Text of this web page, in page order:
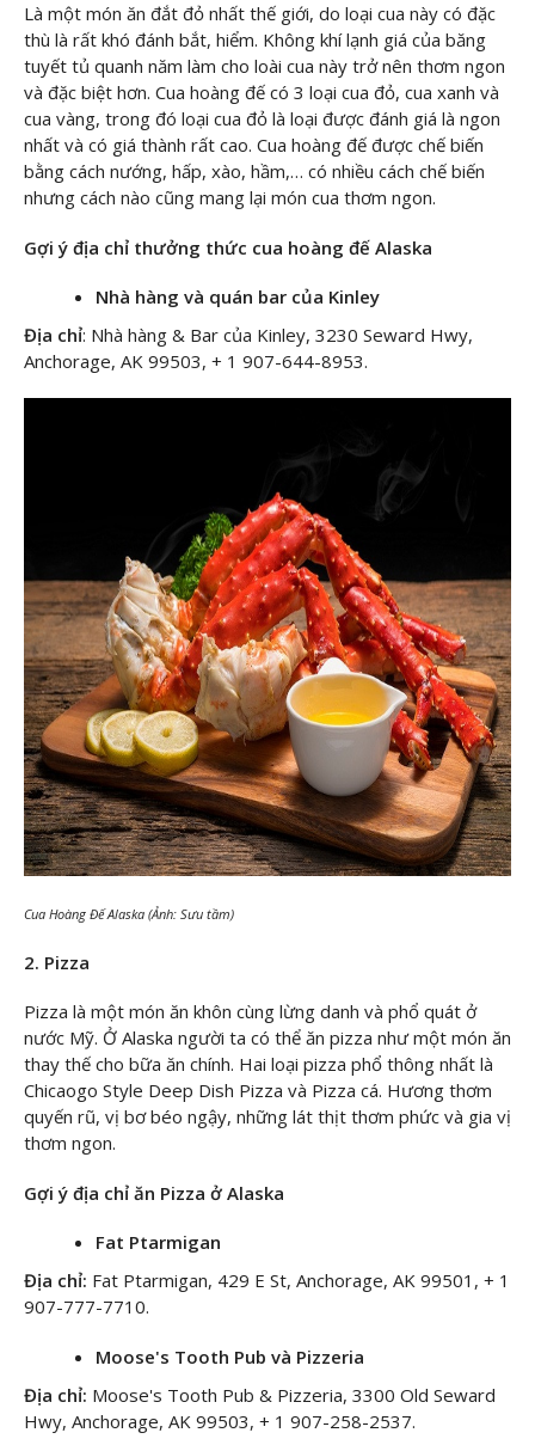
Là một món ăn đắt đỏ nhất thế giới, do loại cua này có đặc
thù là rất khó đánh bắt, hiểm. Không khí lạnh giá của băng
tuyết tủ quanh năm làm cho loài cua này trở nên thơm ngon
và đặc biệt hơn. Cua hoàng đế có 3 loại cua đỏ, cua xanh và
cua vàng, trong đó loại cua đỏ là loại được đánh giá là ngon
nhất và có giá thành rất cao. Cua hoàng đế được chế biến
bằng cách nướng, hấp, xào, hầm,… có nhiều cách chế biến
nhưng cách nào cũng mang lại món cua thơm ngon.
Gợi ý địa chỉ thưởng thức cua hoàng đế Alaska
Nhà hàng và quán bar của Kinley
Địa chỉ: Nhà hàng & Bar của Kinley, 3230 Seward Hwy,
Anchorage, AK 99503, + 1 907-644-8953.
Cua Hoàng Đế Alaska (Ảnh: Sưu tầm)
2. Pizza
Pizza là một món ăn khôn cùng lừng danh và phổ quát ở
nước Mỹ. Ở Alaska người ta có thể ăn pizza như một món ăn
thay thế cho bữa ăn chính. Hai loại pizza phổ thông nhất là
Chicaogo Style Deep Dish Pizza và Pizza cá. Hương thơm
quyến rũ, vị bơ béo ngậy, những lát thịt thơm phức và gia vị
thơm ngon.
Gợi ý địa chỉ ăn Pizza ở Alaska
Fat Ptarmigan
Địa chỉ: Fat Ptarmigan, 429 E St, Anchorage, AK 99501, + 1
907-777-7710.
Moose's Tooth Pub và Pizzeria
Địa chỉ: Moose's Tooth Pub & Pizzeria, 3300 Old Seward
Hwy, Anchorage, AK 99503, + 1 907-258-2537.